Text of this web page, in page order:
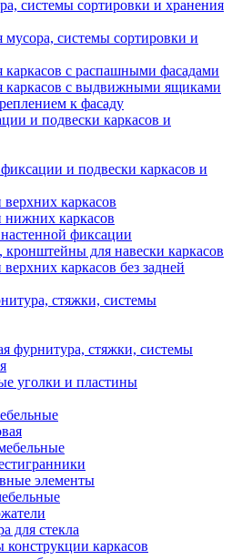
системы сортировки и хранения
мусора, системы сортировки и
каркасов с распашными фасадами
каркасов с выдвижными ящиками
к фасаду
и подвески каркасов и
и подвески каркасов и
каркасов
нижних каркасов
фиксации
для навески каркасов
каркасов без задней
стяжки, системы
фурнитура, стяжки, системы
уголки и пластины
элементы
для стекла
каркасов